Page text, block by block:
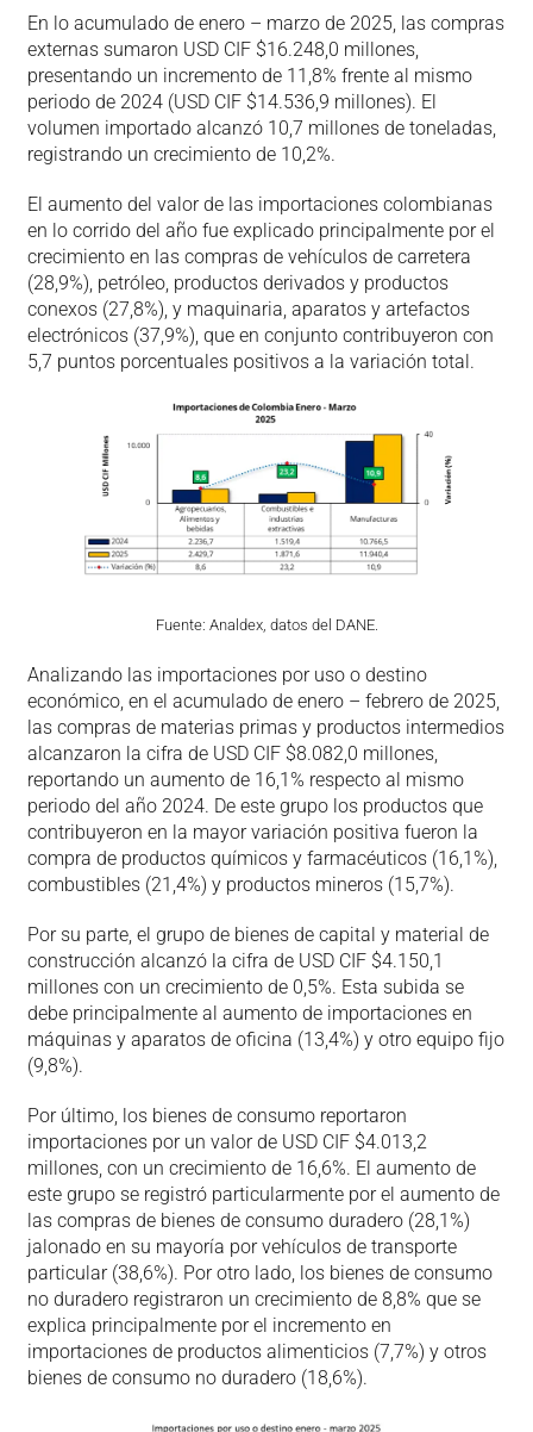
En lo acumulado de enero – marzo de 2025, las compras
externas sumaron USD CIF $16.248,0 millones,
presentando un incremento de 11,8% frente al mismo
periodo de 2024 (USD CIF $14.536,9 millones). El
volumen importado alcanzó 10,7 millones de toneladas,
registrando un crecimiento de 10,2%.
El aumento del valor de las importaciones colombianas
en lo corrido del año fue explicado principalmente por el
crecimiento en las compras de vehículos de carretera
(28,9%), petróleo, productos derivados y productos
conexos (27,8%), y maquinaria, aparatos y artefactos
electrónicos (37,9%), que en conjunto contribuyeron con
5,7 puntos porcentuales positivos a la variación total.
Fuente: Analdex, datos del DANE.
Analizando las importaciones por uso o destino
económico, en el acumulado de enero – febrero de 2025,
las compras de materias primas y productos intermedios
alcanzaron la cifra de USD CIF $8.082,0 millones,
reportando un aumento de 16,1% respecto al mismo
periodo del año 2024. De este grupo los productos que
contribuyeron en la mayor variación positiva fueron la
compra de productos químicos y farmacéuticos (16,1%),
combustibles (21,4%) y productos mineros (15,7%).
Por su parte, el grupo de bienes de capital y material de
construcción alcanzó la cifra de USD CIF $4.150,1
millones con un crecimiento de 0,5%. Esta subida se
debe principalmente al aumento de importaciones en
máquinas y aparatos de oficina (13,4%) y otro equipo fijo
(9,8%).
Por último, los bienes de consumo reportaron
importaciones por un valor de USD CIF $4.013,2
millones, con un crecimiento de 16,6%. El aumento de
este grupo se registró particularmente por el aumento de
las compras de bienes de consumo duradero (28,1%)
jalonado en su mayoría por vehículos de transporte
particular (38,6%). Por otro lado, los bienes de consumo
no duradero registraron un crecimiento de 8,8% que se
explica principalmente por el incremento en
importaciones de productos alimenticios (7,7%) y otros
bienes de consumo no duradero (18,6%).